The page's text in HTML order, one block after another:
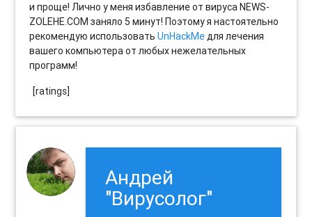
и проще! Лично у меня избавление от вируса NEWS-
ZOLEHE.COM заняло 5 минут! Поэтому я настоятельно
рекомендую использоватьUnHackMeдля лечения
вашего компьютера от любых нежелательных
программ!
[ratings]
Андрей
"Вирусолог"